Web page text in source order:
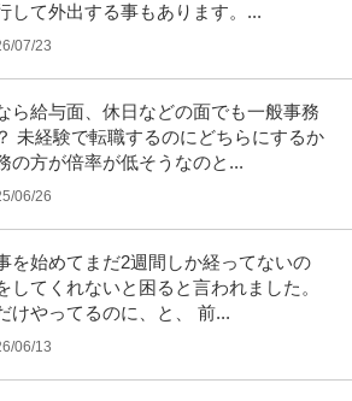
して外出する事もあります。...
07/23
ら給与面、休日などの面でも一般事務
未経験で転職するのにどちらにするか
の方が倍率が低そうなのと...
06/26
を始めてまだ2週間しか経ってないの
してくれないと困ると言われました。
けやってるのに、と、 前...
06/13